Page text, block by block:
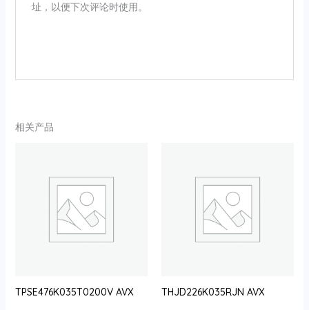
址，以便下次评论时使用。
相关产品
TPSE476K035T0200V AVX THJD226K035RJN AVX